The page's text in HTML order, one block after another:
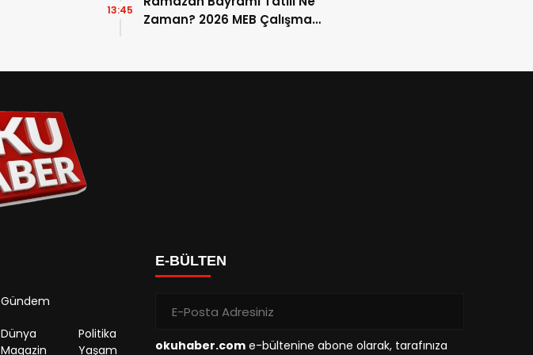
Zaman? 2026 MEB Çalışma
13:45
Gündem
Dünya
Politika
Magazin
Yaşam
E-BÜLTEN
okuhaber.com e-bültenine abone olarak, tarafınıza